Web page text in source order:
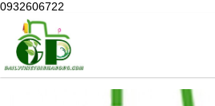
0932606722